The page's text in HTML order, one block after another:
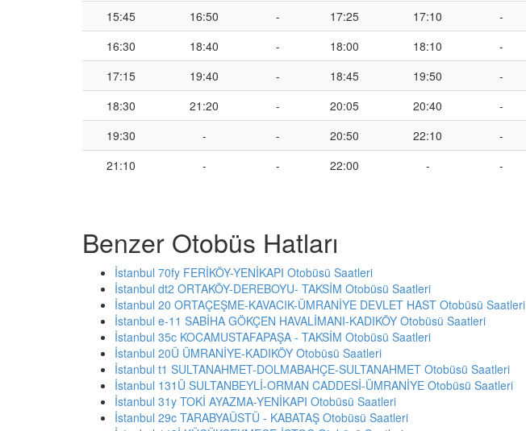
15:45
16:50 - 17:25 17:10
-
16:30
18:40 - 18:00 18:10
-
17:15
19:40 - 18:45 19:50
-
18:30
21:20 - 20:05 20:40
-
19:30
- - 20:50 22:10
-
21:10
- - 22:00 - -
Benzer Otobüs Hatları
İstanbul 70fy FERİKÖY-YENİKAPI Otobüsü Saatleri
İstanbul dt2 ORTAKÖY-DEREBOYU- TAKSİM Otobüsü Saatleri
İstanbul 20 ORTAÇEŞME-KAVACIK-ÜMRANİYE DEVLET HAST Otobüsü Saatleri
İstanbul e-11 SABİHA GÖKÇEN HAVALİMANI-KADIKÖY Otobüsü Saatleri
İstanbul 35c KOCAMUSTAFAPAŞA - TAKSİM Otobüsü Saatleri
İstanbul 20Ü ÜMRANİYE-KADIKÖY Otobüsü Saatleri
İstanbul t1 SULTANAHMET-DOLMABAHÇE-SULTANAHMET Otobüsü Saatleri
İstanbul 131Ü SULTANBEYLİ-ORMAN CADDESİ-ÜMRANİYE Otobüsü Saatleri
İstanbul 31y TOKİ AYAZMA-YENİKAPI Otobüsü Saatleri
İstanbul 29c TARABYAÜSTÜ - KABATAŞ Otobüsü Saatleri